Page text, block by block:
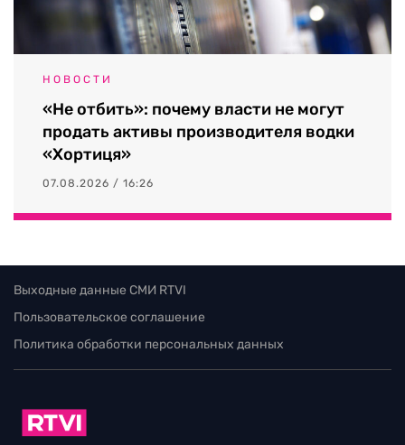
НОВОСТИ
«Не отбить»: почему власти не могут
продать активы производителя водки
«Хортиця»
07.08.2026 / 16:26
Выходные данные СМИ RTVI
Пользовательское соглашение
Политика обработки персональных данных